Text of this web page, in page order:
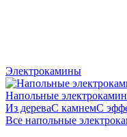
Электрокамины
Напольные
Из дереваС камнемС
Все напольные